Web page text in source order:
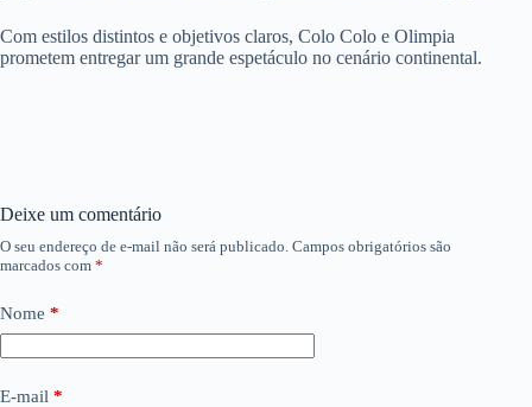
Com estilos distintos e objetivos claros, Colo Colo e Olimpia
prometem entregar um grande espetáculo no cenário continental.
Deixe um comentário
O seu endereço de e-mail não será publicado. Campos obrigatórios são
marcados com *
Nome *
E-mail *